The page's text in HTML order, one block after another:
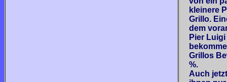
kleinere
Grillo.
dem
Pier
Grillos
%.
Auch